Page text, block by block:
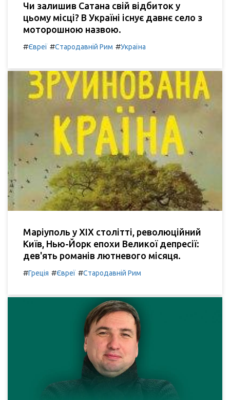
Чи залишив Сатана свій відбиток у
цьому місці? В Україні існує давнє село з
моторошною назвою.
#Євреї #Стародавній Рим #Україна
Маріуполь у XIX столітті, революційний
Київ, Нью-Йорк епохи Великої депресії:
дев'ять романів лютневого місяця.
#Греція #Євреї #Стародавній Рим